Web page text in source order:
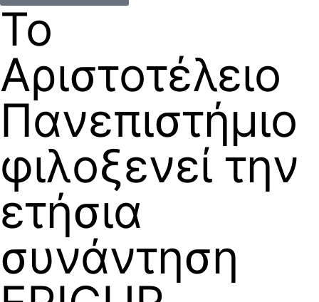
Το
Αριστοτέλειο
Πανεπιστήμιο
φιλοξενεί την
ετήσια
συνάντηση